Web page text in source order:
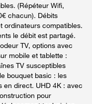
(Répéteur Wifi,
chacun). Débits
ordinateurs compatibles.
le débit est partagé.
TV, options avec
mobile et tablette :
TV susceptibles
bouquet basic : les
en direct. UHD 4K : avec
pour